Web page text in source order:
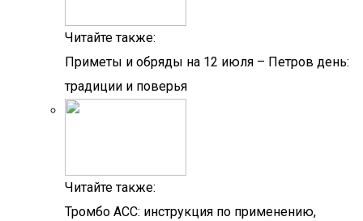
Читайте также:
Приметы и обряды на 12 июля – Петров день:
традиции и поверья
Читайте также:
Тромбо АСС: инструкция по применению,